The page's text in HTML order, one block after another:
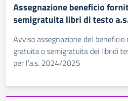
Assegnazione beneficio
semigratuita libri di testo
Avviso assegnazione del
gratuita o semigratuita dei libridi
per l'a.s. 2024/2025